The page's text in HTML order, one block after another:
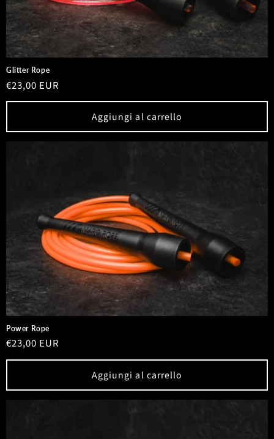
Glitter Rope
Prezzo
di
€23,00 EUR
Aggiungi al carrello
Power Rope
Prezzo
di
€23,00 EUR
Aggiungi al carrello